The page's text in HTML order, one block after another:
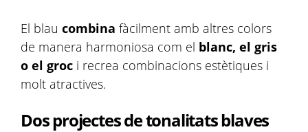
El blau combina fàcilment amb altres colors
de manera harmoniosa com el blanc, el gris
o el groc i recrea combinacions estètiques i
molt atractives.
Dos projectes de tonalitats blaves